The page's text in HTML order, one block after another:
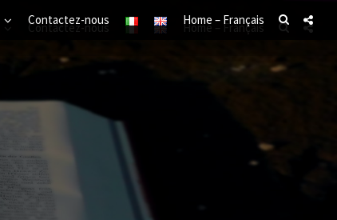
Contactez-nous Home – Français